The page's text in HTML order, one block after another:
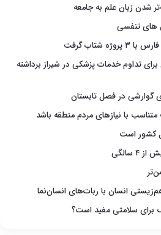
شدن زبان علم به جامعه
های تنفسی
شتاب گرفت
تداوم خدمات پزشکی در شیراز برداشته
گوارشی در فصل تابستان
با نیازهای مردم منطقه باشد
کشور است
سالگی
انسان با ربات‌های انسان‌نما
برای سلامتی مفید است؟